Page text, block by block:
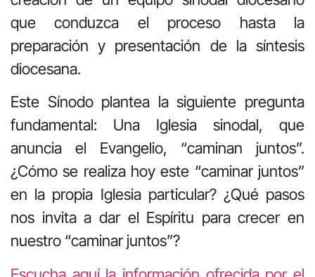
que conduzca el proceso hasta la
preparación y presentación de la síntesis
diocesana.
Este Sínodo plantea la siguiente pregunta
fundamental: Una Iglesia sinodal, que
anuncia el Evangelio, “caminan juntos”.
¿Cómo se realiza hoy este “caminar juntos”
en la propia Iglesia particular? ¿Qué pasos
nos invita a dar el Espíritu para crecer en
nuestro “caminar juntos”?